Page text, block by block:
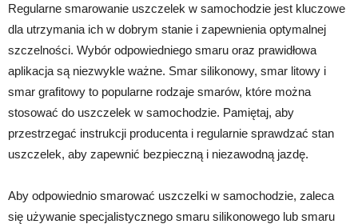
Regularne smarowanie uszczelek w samochodzie jest kluczowe
dla utrzymania ich w dobrym stanie i zapewnienia optymalnej
szczelności. Wybór odpowiedniego smaru oraz prawidłowa
aplikacja są niezwykle ważne. Smar silikonowy, smar litowy i
smar grafitowy to popularne rodzaje smarów, które można
stosować do uszczelek w samochodzie. Pamiętaj, aby
przestrzegać instrukcji producenta i regularnie sprawdzać stan
uszczelek, aby zapewnić bezpieczną i niezawodną jazdę.
Aby odpowiednio smarować uszczelki w samochodzie, zaleca
się używanie specjalistycznego smaru silikonowego lub smaru